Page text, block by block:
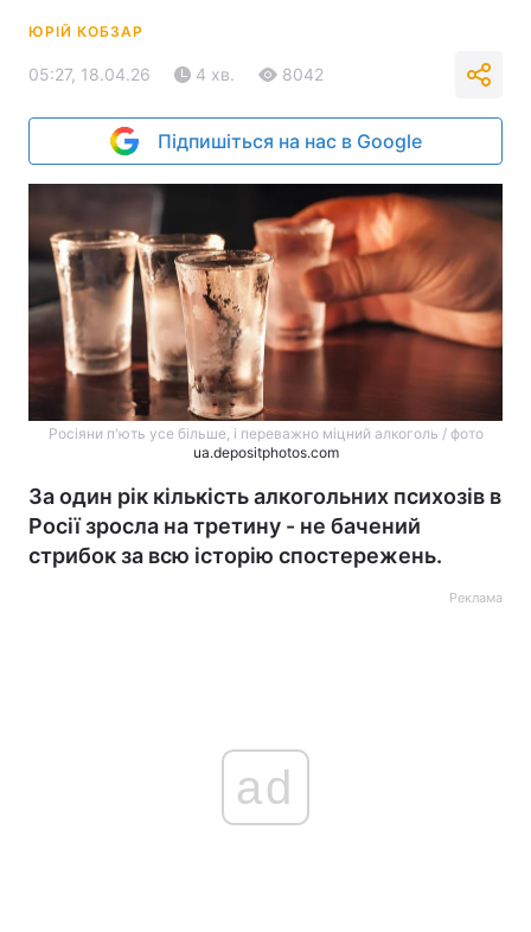
ЮРІЙ КОБЗАР
05:27, 18.04.26 4 хв. 8042
Підпишіться на нас в Google
Росіяни п'ють усе більше, і переважно міцний алкоголь / фото
ua.depositphotos.com
За один рік кількість алкогольних психозів в
Росії зросла на третину - не бачений
стрибок за всю історію спостережень.
Реклама
ad